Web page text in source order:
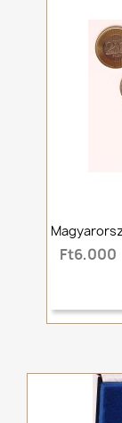
Ft6,000